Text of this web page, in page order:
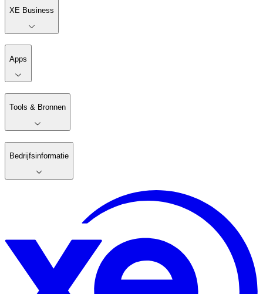
XE Business
Apps
Tools & Bronnen
Bedrijfsinformatie